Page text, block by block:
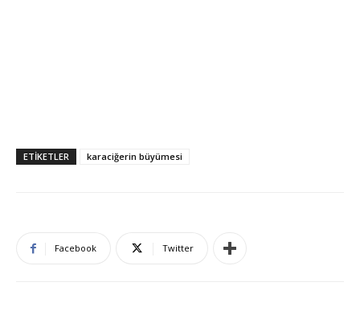
ETIKETLER karaciğerin büyümesi
Facebook Twitter